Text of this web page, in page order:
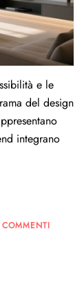
e le
del design
integrano